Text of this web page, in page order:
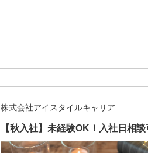
株式会社アイスタイルキャリア
【秋入社】未経験OK！入社日相